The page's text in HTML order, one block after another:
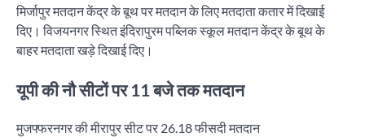
मिर्जापुर मतदान केंद्र के बूथ पर मतदान के लिए मतदाता कतार में दिखाई
दिए। विजयनगर स्थित इंदिरापुरम पब्लिक स्कूल मतदान केंद्र के बूथ के
बाहर मतदाता खड़े दिखाई दिए।
यूपी की नौ सीटों पर 11 बजे तक मतदान
मुजफ्फरनगर की मीरापुर सीट पर 26.18 फीसदी मतदान